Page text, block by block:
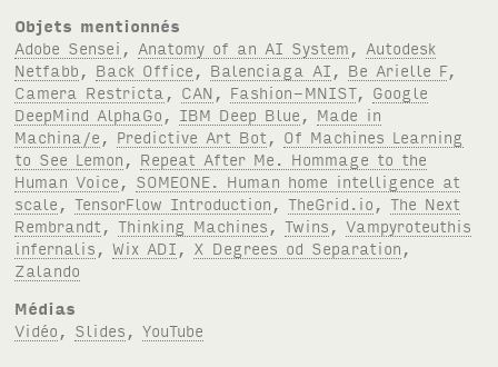
Objets mentionnés
Adobe Sensei , Anatomy of an AI System , Autodesk
Netfabb , Back Office , Balenciaga AI , Be Arielle F,
Camera Restricta , CAN , Fashion-MNIST, Google
DeepMind AlphaGo , IBM Deep Blue , Made in
Machina/e , Predictive Art Bot , Of Machines Learning
to See Lemon , Repeat After Me. Hommage to the
Human Voice , SOMEONE. Human home intelligence at
scale ,TensorFlow Introduction ,TheGrid.io ,The Next
Rembrandt ,Thinking Machines ,Twins ,Vampyroteuthis
infernalis ,Wix ADI , X Degrees od Separation ,
Zalando
Médias
Vidéo , Slides ,YouTube